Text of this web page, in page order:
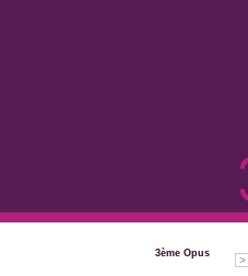
3ème Opus
>